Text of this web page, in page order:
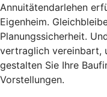
Annuitätendarlehen
Eigenheim.
Planungssicherheit.
vertraglich vereinbart,
gestalten Sie Ihre
Vorstellungen.